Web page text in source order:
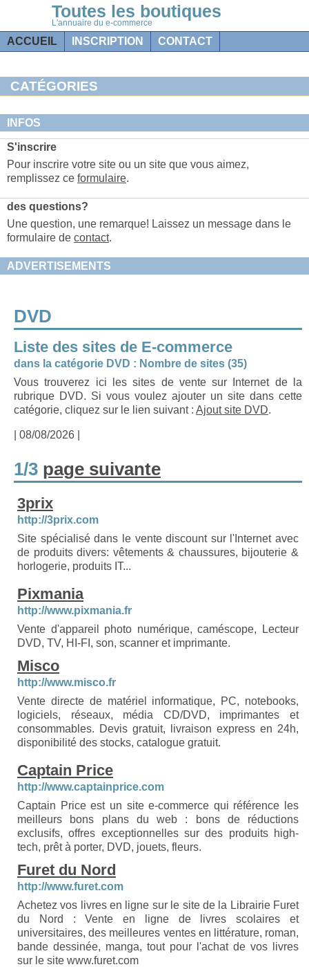
Toutes les boutiques
L'annuaire du e-commerce
ACCUEIL INSCRIPTION CONTACT
CATÉGORIES
INFOS
S'inscrire
Pour inscrire votre site ou un site que vous aimez,
remplissez ce formulaire.
des questions?
Une question, une remarque! Laissez un message dans le
formulaire de contact.
ADVERTISEMENTS
DVD
Liste des sites de E-commerce
dans la catégorie DVD : Nombre de sites (35)
Vous trouverez ici les sites de vente sur Internet de la
rubrique DVD. Si vous voulez ajouter un site dans cette
catégorie, cliquez sur le lien suivant : Ajout site DVD.
| 08/08/2026 |
1/3 page suivante
3prix
http://3prix.com
Site spécialisé dans le vente discount sur l'Internet avec
de produits divers: vêtements & chaussures, bijouterie &
horlogerie, produits IT...
Pixmania
http://www.pixmania.fr
Vente d'appareil photo numérique, caméscope, Lecteur
DVD, TV, HI-FI, son, scanner et imprimante.
Misco
http://www.misco.fr
Vente directe de matériel informatique, PC, notebooks,
logiciels, réseaux, média CD/DVD, imprimantes et
consommables. Devis gratuit, livraison express en 24h,
disponibilité des stocks, catalogue gratuit.
Captain Price
http://www.captainprice.com
Captain Price est un site e-commerce qui référence les
meilleurs bons plans du web : bons de réductions
exclusifs, offres exceptionnelles sur des produits high-
tech, prêt à porter, DVD, jouets, fleurs.
Furet du Nord
http://www.furet.com
Achetez vos livres en ligne sur le site de la Librairie Furet
du Nord : Vente en ligne de livres scolaires et
universitaires, des meilleures ventes en littérature, roman,
bande dessinée, manga, tout pour l'achat de vos livres
sur le site www.furet.com